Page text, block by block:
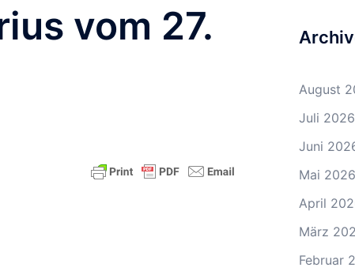
vom 27.
August
Juli 2026
Juni
Mai 2026
April
März
Februar